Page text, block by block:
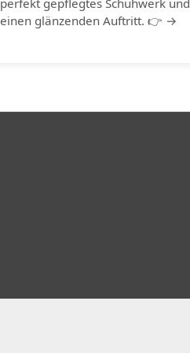
perfekt gepflegtes Schuhwerk und
einen glänzenden Auftritt. 👉 →